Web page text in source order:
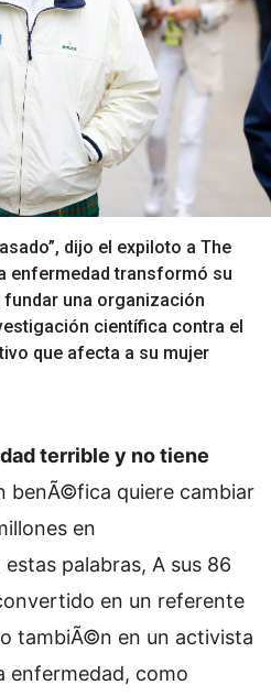
dijo el expiloto a The
enfermedad transformó su
una organización
científica contra el
que afecta a su mujer
terrible y no tiene
benÃ©fica quiere cambiar
en
estas palabras, A sus 86
en un referente
tambiÃ©n en un activista
enfermedad, como